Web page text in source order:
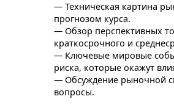
— Техническая картина
прогнозом курса.
— Обзор перспективных
краткосрочного и
— Ключевые мировые
риска, которые окажут
— Обсуждение рыночной
вопросы.